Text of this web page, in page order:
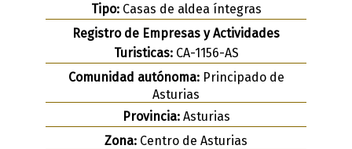
Tipo:Casas de aldea íntegras
Registro de Empresas y Actividades
Turisticas:CA-1156-AS
Comunidad autónoma:Principado de
Asturias
Provincia:Asturias
Zona: Centro de Asturias